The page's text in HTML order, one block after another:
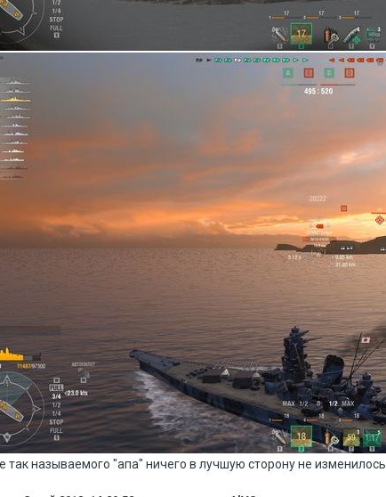
так называемого "апа" ничего в лучшую сторону не изменилось